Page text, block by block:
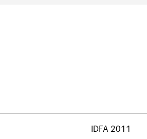
IDFA 2011